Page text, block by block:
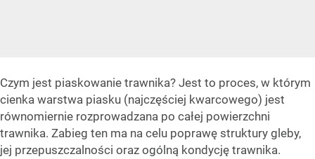
Czym jest piaskowanie trawnika? Jest to proces, w którym
cienka warstwa piasku (najczęściej kwarcowego) jest
równomiernie rozprowadzana po całej powierzchni
trawnika. Zabieg ten ma na celu poprawę struktury gleby,
jej przepuszczalności oraz ogólną kondycję trawnika.